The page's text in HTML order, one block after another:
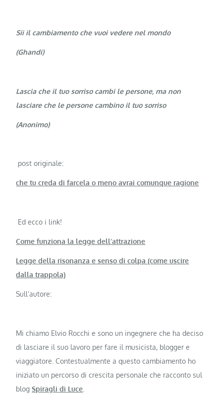
Sii il cambiamento che vuoi vedere nel mondo
(Ghandi)
Lascia che il tuo sorriso cambi le persone, ma non
lasciare che le persone cambino il tuo sorriso
(Anonimo)
post originale:
che tu creda di farcela o meno avrai comunque ragione
Ed ecco i link!
Come funziona la legge dell’attrazione
Legge della risonanza e senso di colpa (come uscire
dalla trappola)
Sull’autore:
Mi chiamo Elvio Rocchi e sono un ingegnere che ha deciso
di lasciare il suo lavoro per fare il musicista, blogger e
viaggiatore. Contestualmente a questo cambiamento ho
iniziato un percorso di crescita personale che racconto sul
blogSpiragli di Luce